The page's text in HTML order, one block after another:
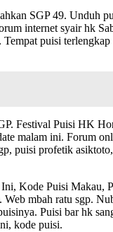
SGP 49. Unduh
internet syair hk
puisi
Festival Puisi HK
malam ini. Forum
puisi profetik
Kode Puisi Makau,
mbah ratu sgp.
Puisi bar hk
kode puisi.